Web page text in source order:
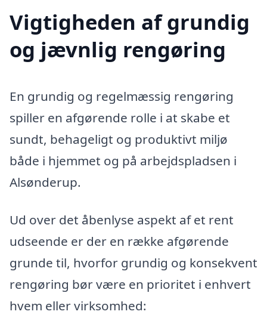
Vigtigheden af grundig
og jævnlig rengøring
En grundig og regelmæssig rengøring
spiller en afgørende rolle i at skabe et
sundt, behageligt og produktivt miljø
både i hjemmet og på arbejdspladsen i
Alsønderup.
Ud over det åbenlyse aspekt af et rent
udseende er der en række afgørende
grunde til, hvorfor grundig og konsekvent
rengøring bør være en prioritet i enhvert
hvem eller virksomhed: